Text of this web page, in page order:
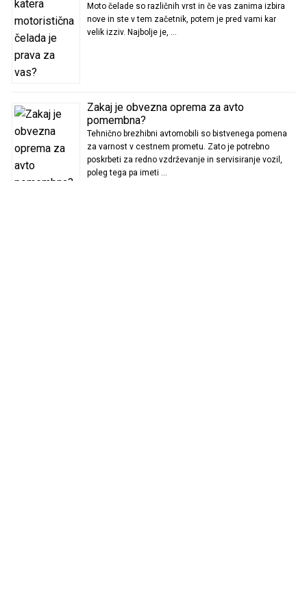
Moto čelade so različnih vrst in če vas zanima izbira
nove in ste v tem začetnik, potem je pred vami kar
velik izziv. Najbolje je, …
Zakaj je obvezna oprema za avto
pomembna?
Tehnično brezhibni avtomobili so bistvenega pomena
za varnost v cestnem prometu. Zato je potrebno
poskrbeti za redno vzdrževanje in servisiranje vozil,
poleg tega pa imeti …